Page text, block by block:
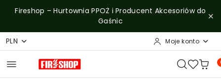
Przejdź do treści głównej
Przejdź do wyszukiwarki
Przejdź do moje konto
Przejdź do menu głównego
Przejdź do stopki
Fireshop – Hurtownia PPOŻ i Producent Akcesoriów do
Gaśnic
PLN Moje konto